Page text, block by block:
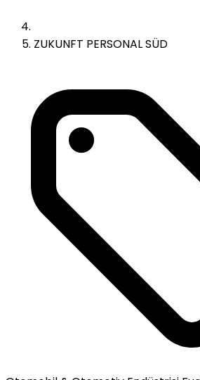
ZUKUNFT PERSONAL SÜD